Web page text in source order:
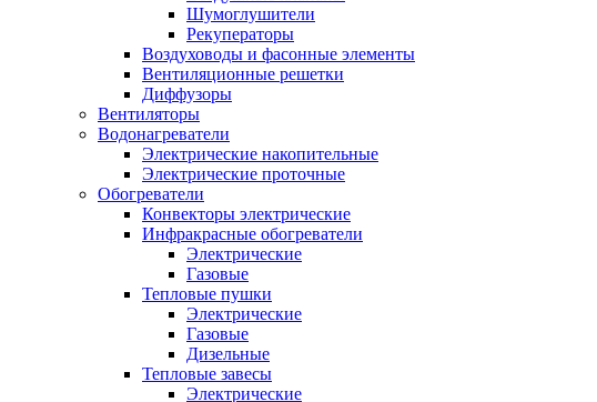
Шумоглушители
Рекуператоры
Воздуховоды и фасонные элементы
Вентиляционные решетки
Диффузоры
Вентиляторы
Водонагреватели
Электрические накопительные
Электрические проточные
Обогреватели
Конвекторы электрические
Инфракрасные обогреватели
Электрические
Газовые
Тепловые пушки
Электрические
Газовые
Дизельные
Тепловые завесы
Электрические